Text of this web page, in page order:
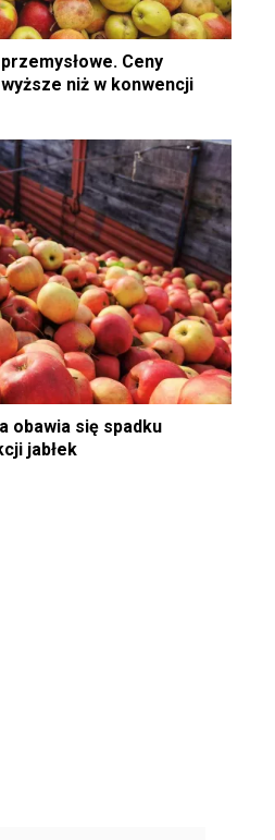
Ceny
niż w konwencji
obawia się spadku
jabłek